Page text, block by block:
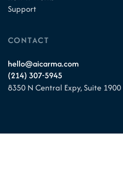
Support
CONTACT
hello@aicarma.com
(214) 307-5945
8350 N Central Expy, Suite 1900